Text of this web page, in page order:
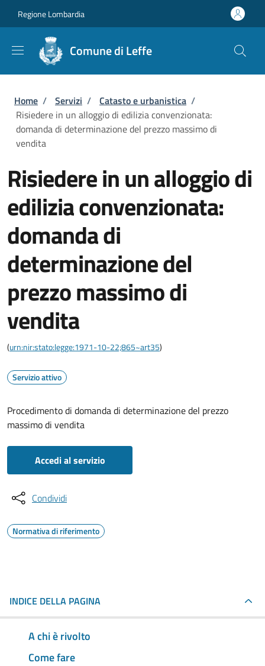
Regione Lombardia
Comune di Leffe
Briciole di pane
Home / Servizi / Catasto e urbanistica /
Risiedere in un alloggio di edilizia convenzionata:
domanda di determinazione del prezzo massimo di
vendita
Risiedere in un alloggio di
edilizia convenzionata:
domanda di
determinazione del
prezzo massimo di
vendita
(urn:nir:stato:legge:1971-10-22;865~art35)
Servizio attivo
Procedimento di domanda di determinazione del prezzo
massimo di vendita
Accedi al servizio
Condividi
Normativa di riferimento
INDICE DELLA PAGINA
A chi è rivolto
Come fare